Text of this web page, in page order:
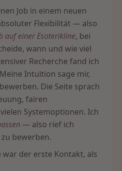
Job in einem neuen
Flexibilität — also
auf einer Esoterikline, bei
wann und wie viel
Recherche fand ich
Intuition sage mir,
Die Seite sprach
fairen
Systemoptionen. Ich
— also rief ich
bewerben.
war der erste Kontakt, als